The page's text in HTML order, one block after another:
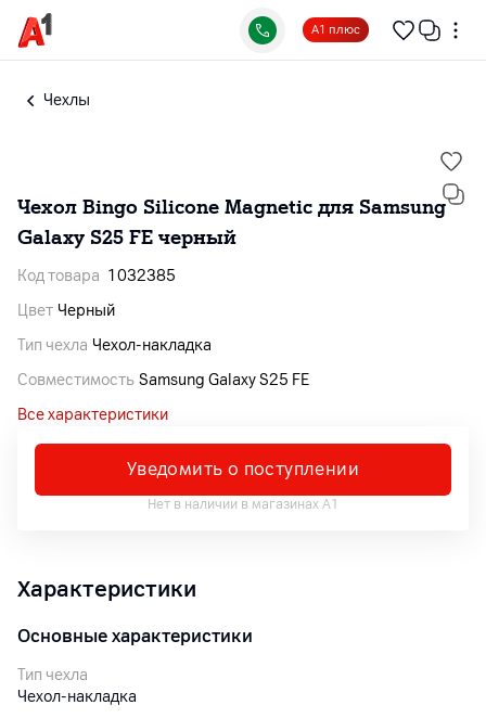
А1 плюс
Чехлы
Чехол Bingo Silicone Magnetic для Samsung
Galaxy S25 FE черный
Код товара 1032385
Цвет Черный
Тип чехла Чехол-накладка
Совместимость Samsung Galaxy S25 FE
Все характеристики
Уведомить о поступлении
Нет в наличии в магазинах А1
Характеристики
Основные характеристики
Тип чехла
Чехол-накладка